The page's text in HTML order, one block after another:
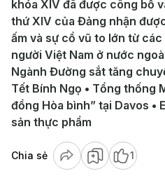
khóa XIV đã được công bố
thứ XIV của Đảng nhận
ấm và sự cổ vũ to lớn từ
người Việt Nam ở nước
Ngành Đường sắt tăng
Tết Bính Ngọ • Tổng thống
đồng Hòa bình” tại Davos •
sản thực phẩm
Chia sẻ 1